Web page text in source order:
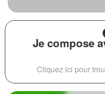
Je compose
Cliquez ici pour